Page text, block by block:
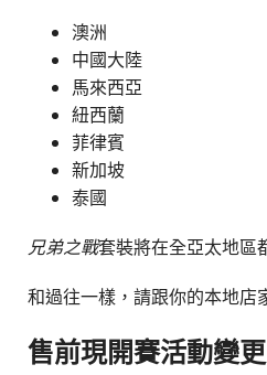
澳洲
中國大陸
馬來西亞
紐西蘭
菲律賓
新加坡
泰國
兄弟之戰套裝將在全亞太地區
和過往一樣，請跟你的本地店
售前現開賽活動變更